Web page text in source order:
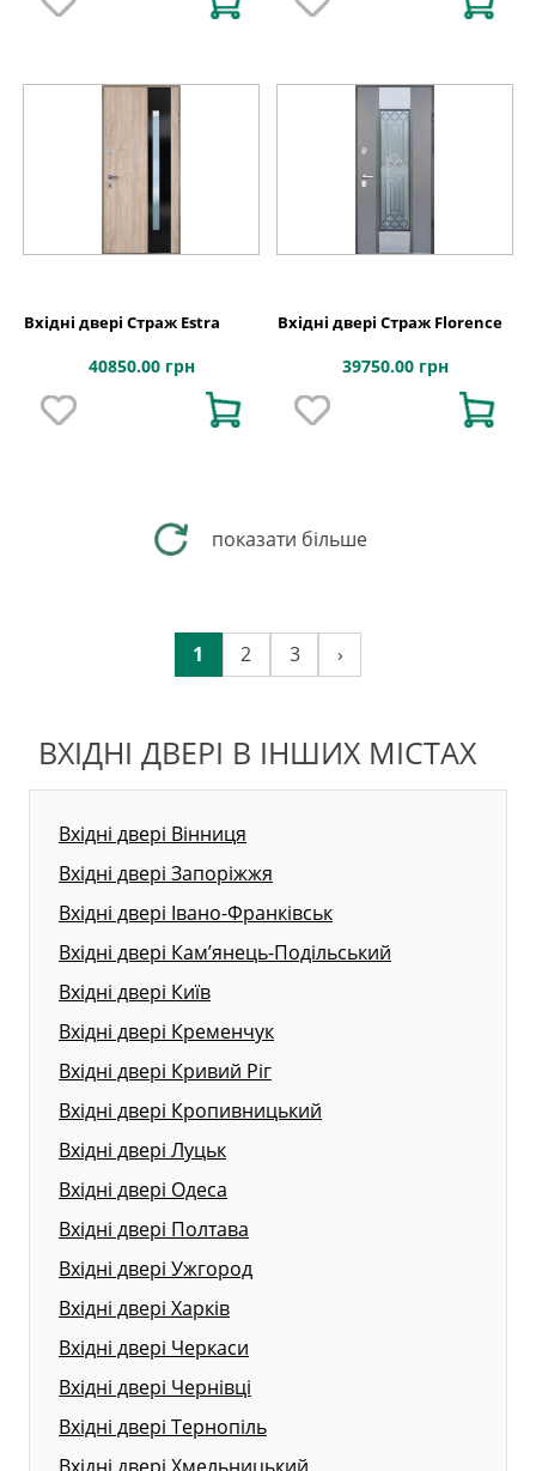
Вхідні двері Страж Estra
40850.00 грн
Вхідні двері Страж Florence
39750.00 грн
показати більше
1 2 3 ›
ВХІДНІ ДВЕРІ В ІНШИХ МІСТАХ
Вхідні двері Вінниця
Вхідні двері Запоріжжя
Вхідні двері Івано-Франківськ
Вхідні двері Кам’янець-Подільський
Вхідні двері Київ
Вхідні двері Кременчук
Вхідні двері Кривий Ріг
Вхідні двері Кропивницький
Вхідні двері Луцьк
Вхідні двері Одеса
Вхідні двері Полтава
Вхідні двері Ужгород
Вхідні двері Харків
Вхідні двері Черкаси
Вхідні двері Чернівці
Вхідні двері Тернопіль